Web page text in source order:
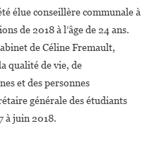
élue conseillère communale à
de 2018 à l’âge de 24 ans.
de Céline Fremault,
qualité de vie, de
et des personnes
générale des étudiants
à juin 2018.